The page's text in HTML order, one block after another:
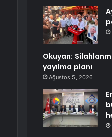
Okuyan:
yayılma planı
Ağustos 5, 2026